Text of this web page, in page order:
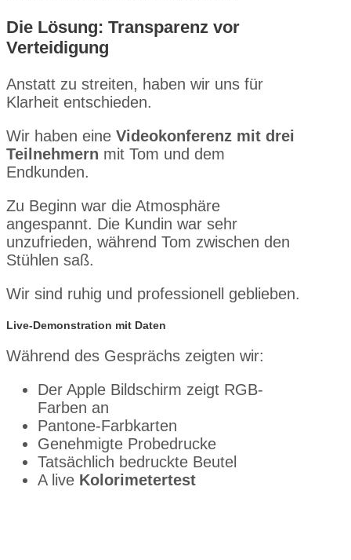
Die Lösung: Transparenz vor
Verteidigung
Anstatt zu streiten, haben wir uns für
Klarheit entschieden.
Wir haben eine Videokonferenz mit drei
Teilnehmern mit Tom und dem
Endkunden.
Zu Beginn war die Atmosphäre
angespannt. Die Kundin war sehr
unzufrieden, während Tom zwischen den
Stühlen saß.
Wir sind ruhig und professionell geblieben.
Live-Demonstration mit Daten
Während des Gesprächs zeigten wir:
Der Apple Bildschirm zeigt RGB-
Farben an
Pantone-Farbkarten
Genehmigte Probedrucke
Tatsächlich bedruckte Beutel
A live Kolorimetertest